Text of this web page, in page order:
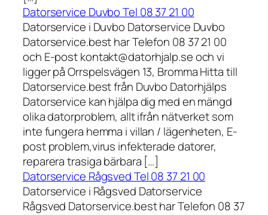
Datorservice Duvbo Tel 08 37 21 00
Datorservice i Duvbo Datorservice Duvbo
Datorservice.best har Telefon 08 37 21 00
och E-post kontakt@datorhjalp.se och vi
ligger på Orrspelsvägen 13, Bromma Hitta till
Datorservice.best från Duvbo Datorhjälps
Datorservice kan hjälpa dig med en mängd
olika datorproblem, allt ifrån nätverket som
inte fungera hemma i villan / lägenheten, E-
post problem,virus infekterade datorer,
reparera trasiga bärbara […]
Datorservice Rågsved Tel 08 37 21 00
Datorservice i Rågsved Datorservice
Rågsved Datorservice.best har Telefon 08 37